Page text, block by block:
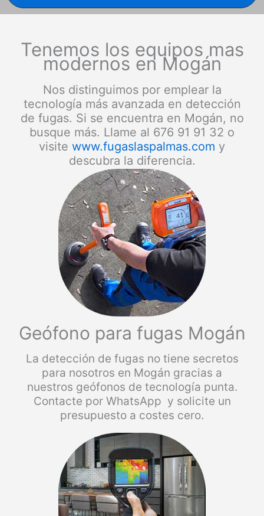
Tenemos los equipos mas
modernos en Mogán
Nos distinguimos por emplear la
tecnología más avanzada en detección
de fugas. Si se encuentra en Mogán, no
busque más. Llame al 676 91 91 32 o
visite www.fugaslaspalmas.com y
descubra la diferencia.
Geófono para fugas Mogán
La detección de fugas no tiene secretos
para nosotros en Mogán gracias a
nuestros geófonos de tecnología punta.
Contacte por WhatsApp y solicite un
presupuesto a costes cero.